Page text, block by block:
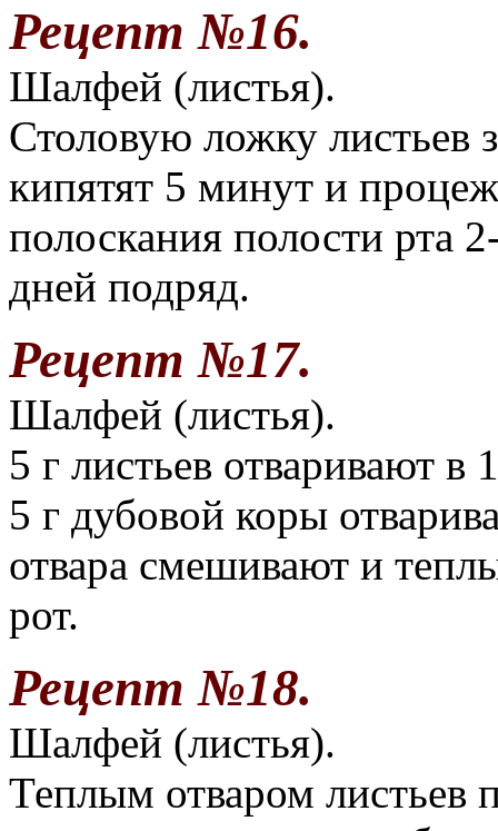
Рецепт №16.
Шалфей (листья).
Столовую ложку листьев
кипятят 5 минут и
полоскания полости рта
дней подряд.
Рецепт №17.
Шалфей (листья).
5 г листьев отваривают
5 г дубовой коры
отвара смешивают и
рот.
Рецепт №18.
Шалфей (листья).
Теплым отваром листьев